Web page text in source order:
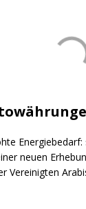
neuen
Vereinigten